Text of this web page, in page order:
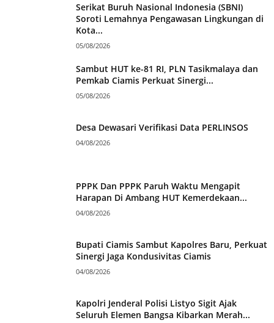
Serikat Buruh Nasional Indonesia (SBNI)
Soroti Lemahnya Pengawasan Lingkungan di
Kota...
05/08/2026
Sambut HUT ke-81 RI, PLN Tasikmalaya dan
Pemkab Ciamis Perkuat Sinergi...
05/08/2026
Desa Dewasari Verifikasi Data PERLINSOS
04/08/2026
PPPK Dan PPPK Paruh Waktu Mengapit
Harapan Di Ambang HUT Kemerdekaan...
04/08/2026
Bupati Ciamis Sambut Kapolres Baru, Perkuat
Sinergi Jaga Kondusivitas Ciamis
04/08/2026
Kapolri Jenderal Polisi Listyo Sigit Ajak
Seluruh Elemen Bangsa Kibarkan Merah...